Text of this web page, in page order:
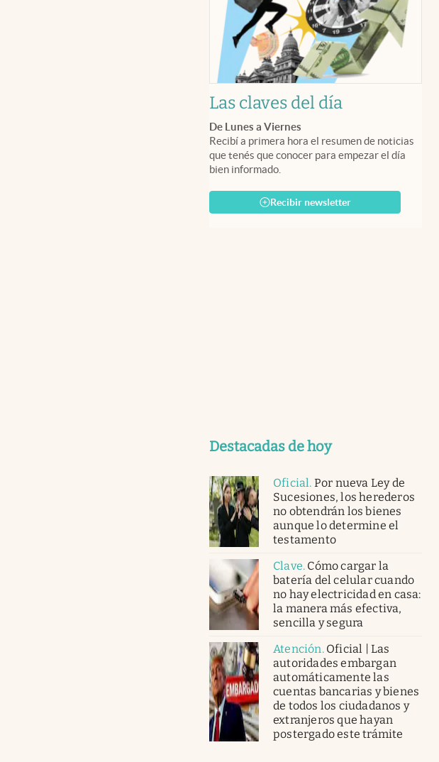
Las claves del día
De Lunes a Viernes
Recibí a primera hora el resumen de noticias
que tenés que conocer para empezar el día
bien informado.
Recibir newsletter
Destacadas de hoy
Oficial. Por nueva Ley de
Sucesiones, los herederos
no obtendrán los bienes
aunque lo determine el
testamento
Clave. Cómo cargar la
batería del celular cuando
no hay electricidad en casa:
la manera más efectiva,
sencilla y segura
Atención. Oficial | Las
autoridades embargan
automáticamente las
cuentas bancarias y bienes
de todos los ciudadanos y
extranjeros que hayan
postergado este trámite